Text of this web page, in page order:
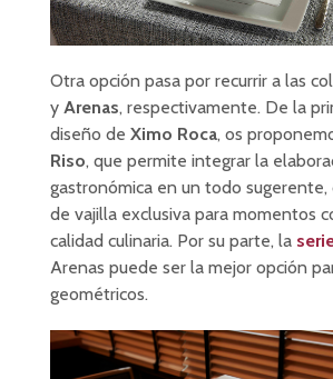
Otra opción pasa por recurrir a las
y Arenas, respectivamente. De la
diseño de Ximo Roca, os
Riso, que permite integrar la
gastronómica en un todo sugerente,
de vajilla exclusiva para momentos
calidad culinaria. Por su parte, la
Arenas puede ser la mejor opción
geométricos.